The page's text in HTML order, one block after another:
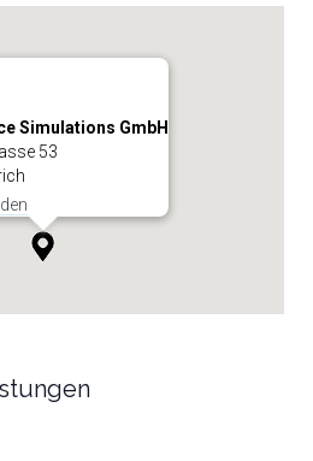
Simulations GmbH
53